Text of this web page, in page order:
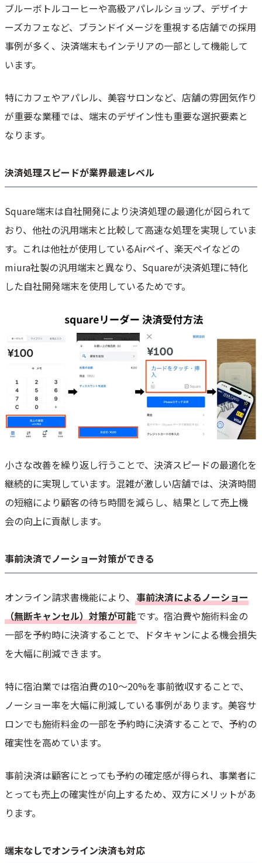
ブルーボトルコーヒーや高級アパレルショップ、デザイナ
ーズカフェなど、ブランドイメージを重視する店舗での採用
事例が多く、決済端末もインテリアの一部として機能して
います。
特にカフェやアパレル、美容サロンなど、店舗の雰囲気作り
が重要な業種では、端末のデザイン性も重要な選択要素と
なります。
決済処理スピードが業界最速レベル
Square端末は自社開発により決済処理の最適化が図られて
おり、他社の汎用端末と比較して高速な処理を実現していま
す。これは他社が使用しているAirペイ、楽天ペイなどの
miura社製の汎用端末と異なり、Squareが決済処理に特化
した自社開発端末を使用しているためです。
小さな改善を繰り返し行うことで、決済スピードの最適化を
継続的に実現しています。混雑が激しい店舗では、決済時間
の短縮により顧客の待ち時間を減らし、結果として売上機
会の向上に貢献します。
事前決済でノーショー対策ができる
オンライン請求書機能により、 事前決済によるノーショー
（無断キャンセル）対策が可能です。宿泊費や施術料金の
一部を予約時に決済することで、ドタキャンによる機会損失
を大幅に削減できます。
特に宿泊業では宿泊費の10〜20%を事前徴収することで、
ノーショー率を大幅に削減している事例があります。美容サ
ロンでも施術料金の一部を予約時に決済することで、予約の
確実性を高めています。
事前決済は顧客にとっても予約の確定感が得られ、事業者に
とっても売上の確実性が向上するため、双方にメリットがあ
ります。
端末なしでオンライン決済も対応